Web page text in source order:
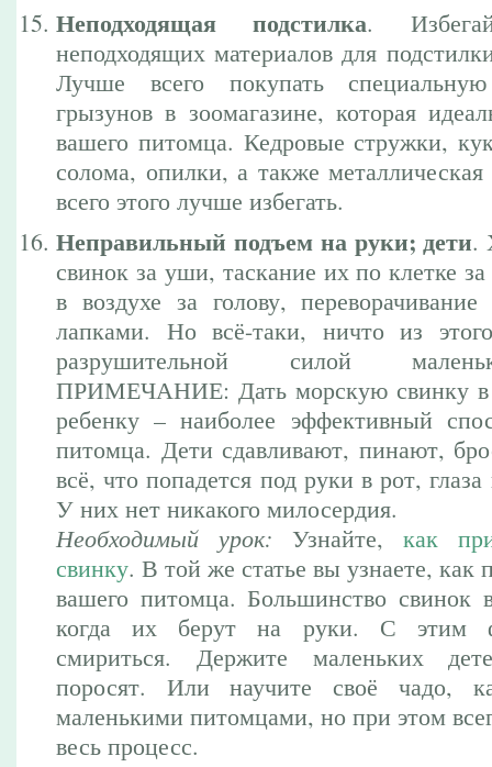
Неподходящая подстилка.
неподходящих материалов для
Лучше всего покупать
грызунов в зоомагазине, которая
вашего питомца. Кедровые стружки,
солома, опилки, а также
всего этого лучше избегать.
Неправильный подъем на руки; дети.
свинок за уши, таскание их по клетке
в воздухе за голову,
лапками. Но всё-таки, ничто из
разрушительной силой
ПРИМЕЧАНИЕ: Дать морскую свинку в
ребенку – наиболее эффективный
питомца. Дети сдавливают, пинают,
всё, что попадется под руки в рот,
У них нет никакого милосердия.
Необходимый урок: Узнайте, как
свинку. В той же статье вы узнаете, как
вашего питомца. Большинство свинок
когда их берут на руки. С этим
смириться. Держите маленьких
поросят. Или научите своё чадо,
маленькими питомцами, но при этом
весь процесс.